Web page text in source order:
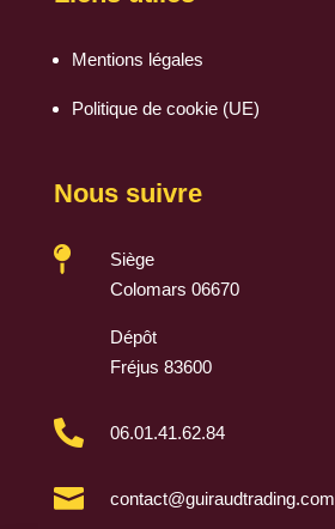
Mentions légales
Politique de cookie (UE)
Nous suivre

Siège
Colomars 06670
Dépôt
Fréjus 83600
 06.01.41.62.84
 contact@guiraudtrading.com